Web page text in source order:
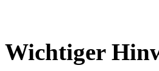
Wichtiger